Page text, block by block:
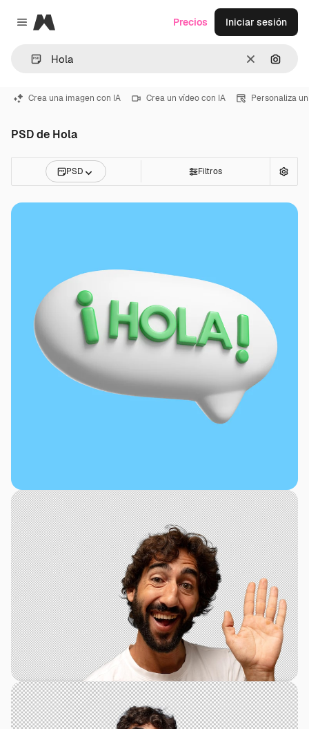
Close menu
Magnific
Borrar
Precios Iniciar sesión
Crea una imagen con IA Crea un vídeo con IA Personaliza
PSD de Hola
PSD Filtros